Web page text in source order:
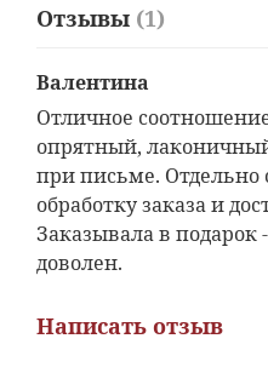
Отзывы (1)
Валентина
Отличное
опрятный,
при письме. Отдельно
обработку заказа и
Заказывала в подарок
доволен.
Написать отзыв